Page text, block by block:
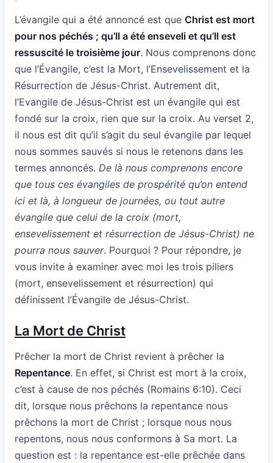
L’évangile qui a été annoncé est que Christ est mort
pour nos péchés ; qu’Il a été enseveli et qu’Il est
ressuscité le troisième jour. Nous comprenons donc
que l’Évangile, c’est la Mort, l’Ensevelissement et la
Résurrection de Jésus-Christ. Autrement dit,
l’Evangile de Jésus-Christ est un évangile qui est
fondé sur la croix, rien que sur la croix. Au verset 2,
il nous est dit qu’il s’agit du seul évangile par lequel
nous sommes sauvés si nous le retenons dans les
termes annoncés. De là nous comprenons encore
que tous ces évangiles de prospérité qu’on entend
ici et là, à longueur de journées, ou tout autre
évangile que celui de la croix (mort,
ensevelissement et résurrection de Jésus-Christ) ne
pourra nous sauver. Pourquoi ? Pour répondre, je
vous invite à examiner avec moi les trois piliers
(mort, ensevelissement et résurrection) qui
définissent l’Évangile de Jésus-Christ.
La Mort de Christ
Prêcher la mort de Christ revient à prêcher la
Repentance. En effet, si Christ est mort à la croix,
c’est à cause de nos péchés (Romains 6:10). Ceci
dit, lorsque nous prêchons la repentance nous
prêchons la mort de Christ ; lorsque nous nous
repentons, nous nous conformons à Sa mort. La
question est : la repentance est-elle prêchée dans